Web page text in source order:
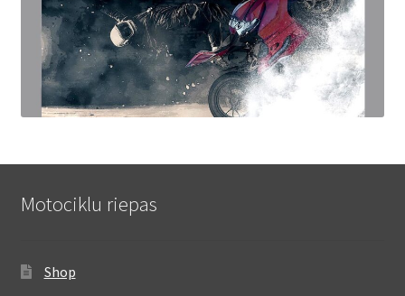
Motociklu riepas
Shop